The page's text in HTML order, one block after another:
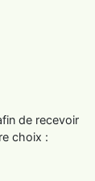
de recevoir
choix :